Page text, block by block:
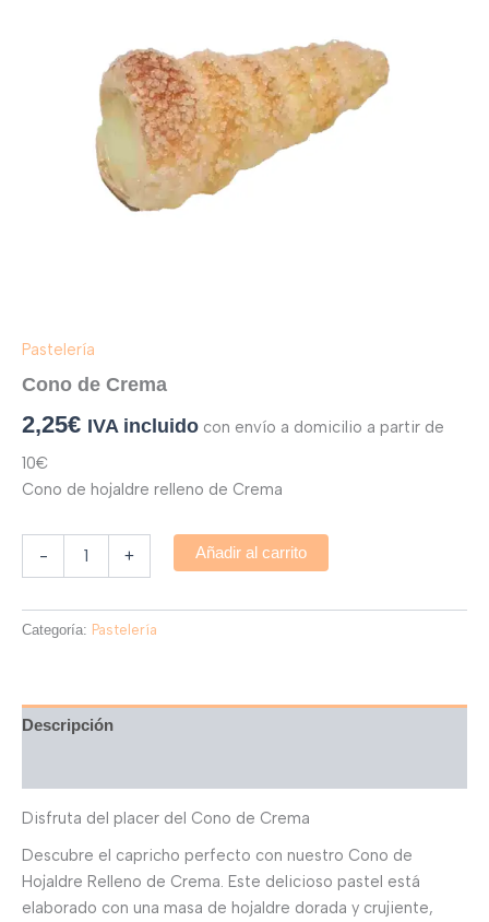
Pastelería
Cono de Crema
2,25€ IVA incluido con envío a domicilio a partir de
10€
Cono de hojaldre relleno de Crema
- + Añadir al carrito
Categoría: Pastelería
Descripción
Disfruta del placer del Cono de Crema
Descubre el capricho perfecto con nuestro Cono de
Hojaldre Relleno de Crema. Este delicioso pastel está
elaborado con una masa de hojaldre dorada y crujiente,